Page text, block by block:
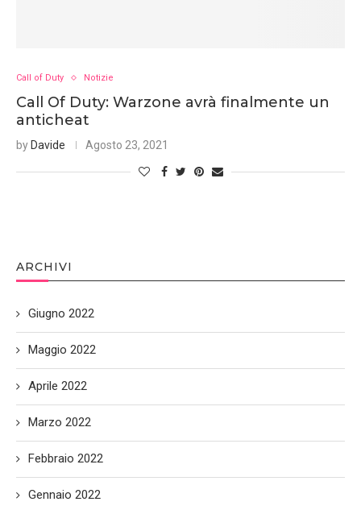
Call of Duty Notizie
Call Of Duty: Warzone avrà finalmente un
anticheat
by Davide Agosto 23, 2021
ARCHIVI
Giugno 2022
Maggio 2022
Aprile 2022
Marzo 2022
Febbraio 2022
Gennaio 2022